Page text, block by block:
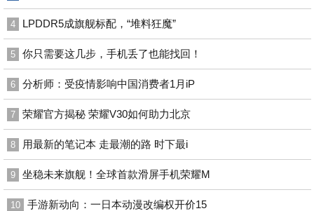
4 LPDDR5成旗舰标配，“堆料狂魔”
5 你只需要这几步，手机丢了也能找回！
6 分析师：受疫情影响中国消费者1月iP
7 荣耀官方揭秘 荣耀V30如何助力北京
8 用最新的笔记本 走最潮的路 时下最i
9 坐稳未来旗舰！全球首款滑屏手机荣耀M
10 手游新动向：一日本动漫改编权开价15